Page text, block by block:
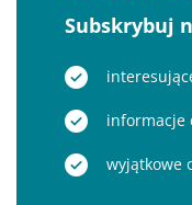
Subskrybuj
informacje
wyjątkowe